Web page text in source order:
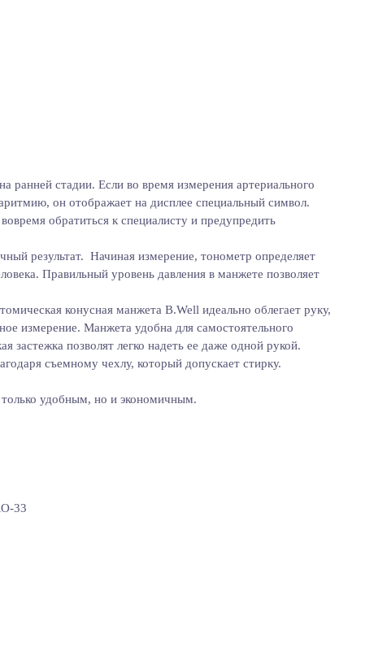
ранней стадии. Если во время измерения артериального
он отображает на дисплее специальный символ.
обратиться к специалисту и предупредить
результат. Начиная измерение, тонометр определяет
Правильный уровень давления в манжете позволяет
конусная манжета B.Well идеально облегает руку,
измерение. Манжета удобна для самостоятельного
застежка позволят легко надеть ее даже одной рукой.
съемному чехлу, который допускает стирку.
удобным, но и экономичным.
33